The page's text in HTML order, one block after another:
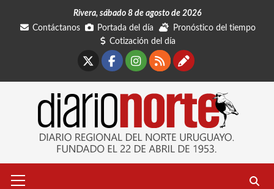
Rivera, sábado 8 de agosto de 2026
Contáctanos
Portada del día
Pronóstico del tiempo
Cotización del día
Facebook
Instagram
RSSContáctanos
primario